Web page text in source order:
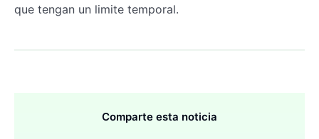
que tengan un limite temporal.
Comparte esta noticia